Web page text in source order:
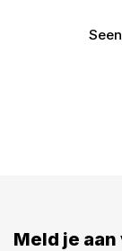
Meld je